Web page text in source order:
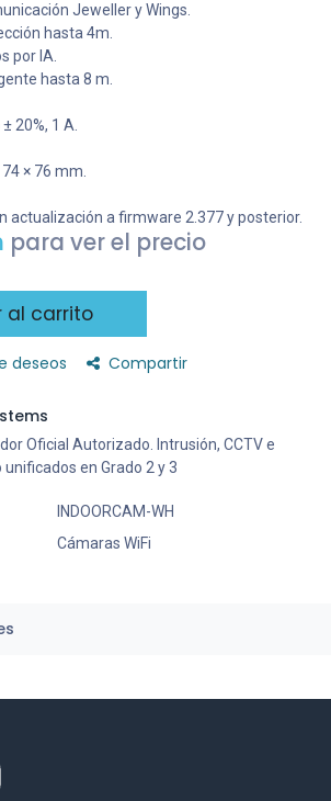
Jeweller y Wings.
hasta 4m.
por IA.
hasta 8 m.
20%, 1 А.
× 76 mm.
actualización a firmware 2.377 y posterior.
para ver el precio
al carrito
deseos Compartir
Oficial Autorizado. Intrusión, CCTV e
unificados en Grado 2 y 3
INDOORCAM-WH
Cámaras WiFi